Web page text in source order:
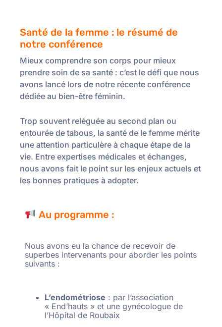
Santé de la femme : le résumé de
notre conférence
Mieux comprendre son corps pour mieux
prendre soin de sa santé : c’est le défi que nous
avons lancé lors de notre récente conférence
dédiée au bien-être féminin.
Trop souvent reléguée au second plan ou
entourée de tabous, la santé de le femme mérite
une attention particulère à chaque étape de la
vie. Entre expertises médicales et échanges,
nous avons fait le point sur les enjeux actuels et
les bonnes pratiques à adopter.
Au programme :
Nous avons eu la chance de recevoir de
superbes intervenants pour aborder les points
suivants :
L’endométriose : par l’association
« End’hauts » et une gynécologue de
l’Hôpital de Roubaix